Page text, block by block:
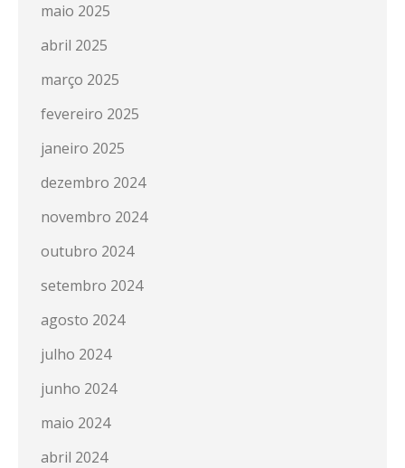
maio 2025
abril 2025
março 2025
fevereiro 2025
janeiro 2025
dezembro 2024
novembro 2024
outubro 2024
setembro 2024
agosto 2024
julho 2024
junho 2024
maio 2024
abril 2024